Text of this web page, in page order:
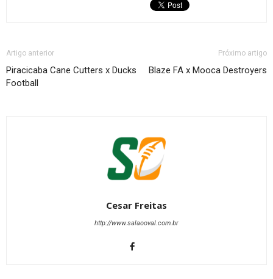
Artigo anterior
Piracicaba Cane Cutters x Ducks
Football
Próximo artigo
Blaze FA x Mooca Destroyers
Cesar Freitas
http://www.salaooval.com.br